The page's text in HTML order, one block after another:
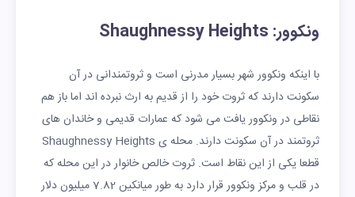
ونکوور: Shaughnessy Heights
با اینکه ونکوور شهر بسیار مدرنی است و ثروتمندانی در آن
سکونت دارند که ثروت خود را از قدیم به ارث نبرده اند اما باز هم
نقاطی در ونکوور یافت می شود که عمارات قدیمی و خاندان های
ثروتمند در آن سکونت دارند. محله ی Shaughnessy Heights
قطعا یکی از این نقاط است. ثروت خالص خانوار در این محله که
در قلب و مرکز ونکوور قرار دارد به طور میانکین 7.82 میلیون دلار